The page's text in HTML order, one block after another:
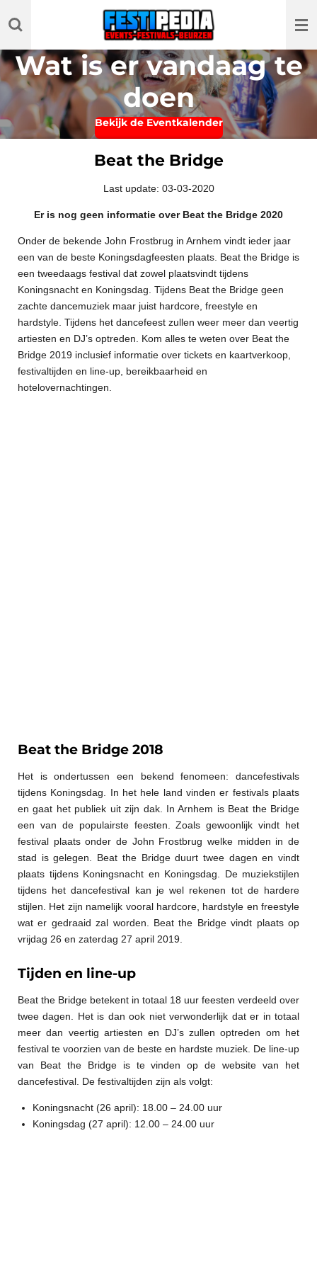
direct
de
hoofdinhoud
Wat is er vandaag te
doen
Bekijk de Eventkalender
Beat the Bridge
Last update: 03-03-2020
Er is nog geen informatie over Beat the Bridge 2020
Onder de bekende John Frostbrug in Arnhem vindt ieder jaar
een van de beste Koningsdagfeesten plaats. Beat the Bridge is
een tweedaags festival dat zowel plaatsvindt tijdens
Koningsnacht en Koningsdag. Tijdens Beat the Bridge geen
zachte dancemuziek maar juist hardcore, freestyle en
hardstyle. Tijdens het dancefeest zullen weer meer dan veertig
artiesten en DJ’s optreden. Kom alles te weten over Beat the
Bridge 2019 inclusief informatie over tickets en kaartverkoop,
festivaltijden en line-up, bereikbaarheid en
hotelovernachtingen.
Beat the Bridge 2018
Het is ondertussen een bekend fenomeen: dancefestivals
tijdens Koningsdag. In het hele land vinden er festivals plaats
en gaat het publiek uit zijn dak. In Arnhem is Beat the Bridge
een van de populairste feesten. Zoals gewoonlijk vindt het
festival plaats onder de John Frostbrug welke midden in de
stad is gelegen. Beat the Bridge duurt twee dagen en vindt
plaats tijdens Koningsnacht en Koningsdag. De muziekstijlen
tijdens het dancefestival kan je wel rekenen tot de hardere
stijlen. Het zijn namelijk vooral hardcore, hardstyle en freestyle
wat er gedraaid zal worden. Beat the Bridge vindt plaats op
vrijdag 26 en zaterdag 27 april 2019.
Tijden en line-up
Beat the Bridge betekent in totaal 18 uur feesten verdeeld over
twee dagen. Het is dan ook niet verwonderlijk dat er in totaal
meer dan veertig artiesten en DJ’s zullen optreden om het
festival te voorzien van de beste en hardste muziek. De line-up
van Beat the Bridge is te vinden op de website van het
dancefestival. De festivaltijden zijn als volgt:
Koningsnacht (26 april): 18.00 – 24.00 uur
Koningsdag (27 april): 12.00 – 24.00 uur